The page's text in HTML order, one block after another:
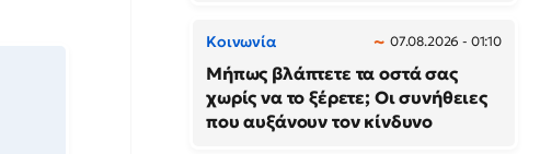
Κοινωνία 07.08.2026 - 01:10
Μήπως βλάπτετε τα οστά σας
χωρίς να το ξέρετε; Οι συνήθειες
που αυξάνουν τον κίνδυνο